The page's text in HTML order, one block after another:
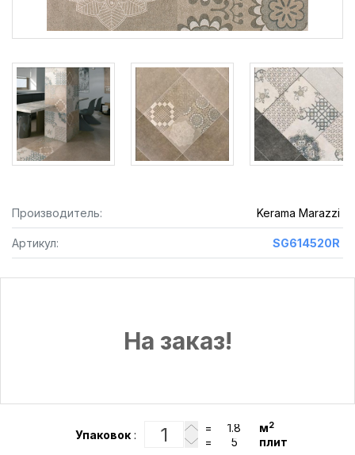
Производитель: Kerama Marazzi
Артикул: SG614520R
На заказ!
Упаковок :
= м2
= плит